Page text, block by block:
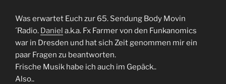
Was erwartet Euch zur 65. Sendung Body Movin
´Radio. Daniel a.k.a. Fx Farmer von den Funkanomics
war in Dresden und hat sich Zeit genommen mir ein
paar Fragen zu beantworten.
Frische Musik habe ich auch im Gepäck..
Also..